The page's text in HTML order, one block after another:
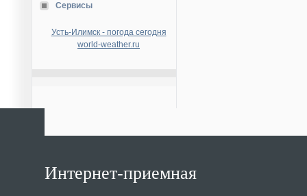
Сервисы
Усть-Илимск - погода сегодня
world-weather.ru
Интернет-приемная